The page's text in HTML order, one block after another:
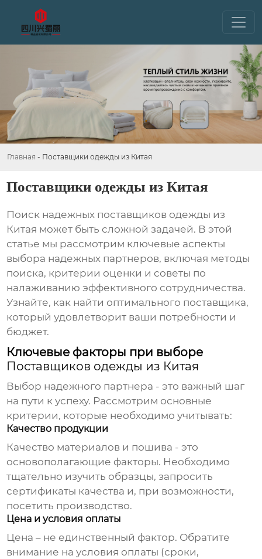
Главная - Поставщики одежды из Китая
Поставщики одежды из Китая
Поиск надежных поставщиков одежды из
Китая может быть сложной задачей. В этой
статье мы рассмотрим ключевые аспекты
выбора надежных партнеров, включая методы
поиска, критерии оценки и советы по
налаживанию эффективного сотрудничества.
Узнайте, как найти оптимального поставщика,
который удовлетворит ваши потребности и
бюджет.
Ключевые факторы при выборе
Поставщиков одежды из Китая
Выбор надежного партнера - это важный шаг
на пути к успеху. Рассмотрим основные
критерии, которые необходимо учитывать:
Качество продукции
Качество материалов и пошива - это
основополагающие факторы. Необходимо
тщательно изучить образцы, запросить
сертификаты качества и, при возможности,
посетить производство.
Цена и условия оплаты
Цена – не единственный фактор. Обратите
внимание на условия оплаты (сроки,